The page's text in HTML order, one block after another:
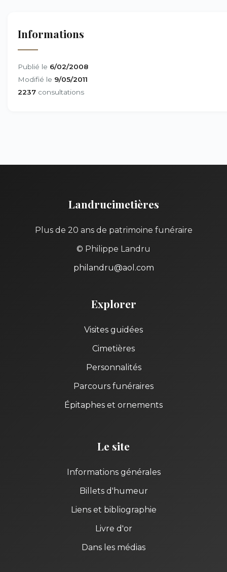
Informations
Publié le 6/02/2008
Modifié le 9/05/2011
2237 consultations
Landrucimetières
Plus de 20 ans de patrimoine funéraire
© Philippe Landru
philandru@aol.com
Explorer
Visites guidées
Cimetières
Personnalités
Parcours funéraires
Épitaphes et ornements
Le site
Informations générales
Billets d'humeur
Liens et bibliographie
Livre d'or
Dans les médias